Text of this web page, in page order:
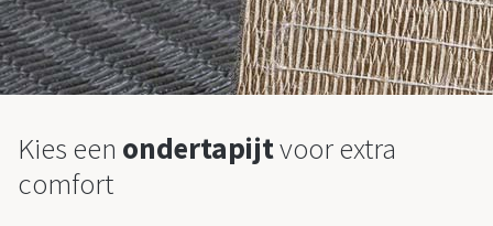
Kies een ondertapijtvoor extra
comfort